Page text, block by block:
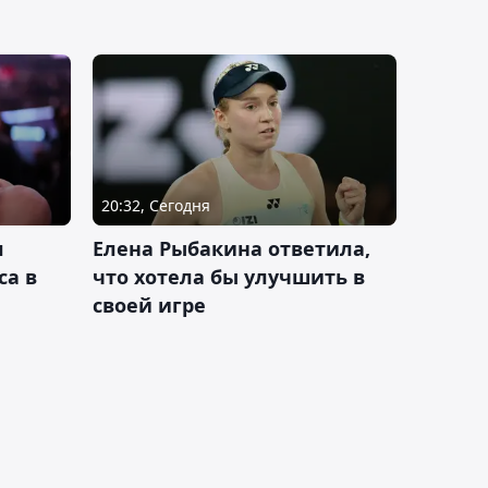
в
20:32, Сегодня
Елена Рыбакина ответила,
что хотела бы улучшить в
своей игре